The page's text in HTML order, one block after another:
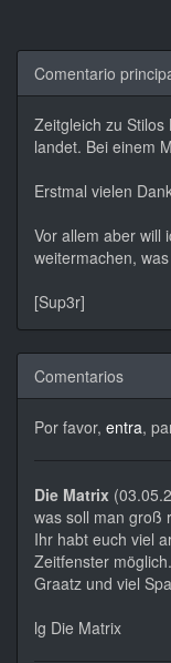
Comentario
Zeitgleich zu
landet. Bei einem
Erstmal vielen
Vor allem aber will
weitermachen,
[Sup3r]
Comentarios
Por favor, entra,
Die Matrix
was soll man groß
Ihr habt euch viel
Zeitfenster möglich.
Graatz und viel
lg Die Matrix